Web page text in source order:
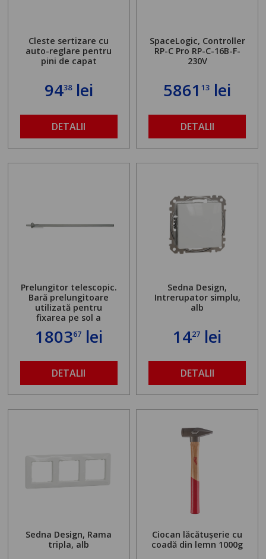
Cleste sertizare cu
auto-reglare pentru
pini de capat
9438lei
DETALII
SpaceLogic, Controller
RP-C Pro RP-C-16B-F-
230V
586113 lei
DETALII
Prelungitor telescopic.
Bară prelungitoare
utilizată pentru
fixarea pe sol a
standului mașinii de
găurit în locul
maximă admisă de 500
kg și înălțime reglabilă
de la 1,8 la 2,9 m
180367lei
DETALII
Sedna Design,
Intrerupator simplu,
alb
1427 lei
DETALII
Sedna Design, Rama
tripla, alb
Ciocan lăcătușerie cu
coadă din lemn 1000g